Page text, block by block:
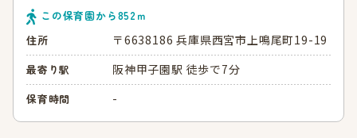
この保育園から852ｍ
住所
〒6638186 兵庫県西宮市上鳴尾町19-19
最寄り駅 阪神甲子園駅 徒歩で7分
保育時間 -